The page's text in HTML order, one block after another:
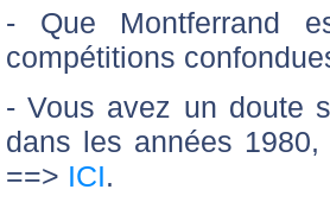
- Que Montferrand
compétitions
- Vous avez un doute
dans les années
==> ICI.